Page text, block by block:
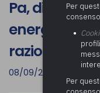
Pa, dieci
energetico e
razionale
08/09/2022
Per
Per